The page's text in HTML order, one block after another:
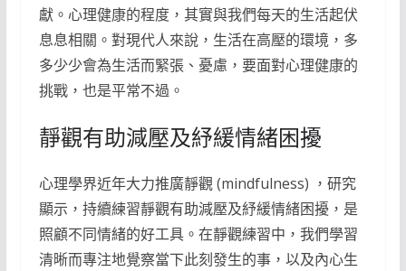
獻。心理健康的程度，其實與我們每天的生活起伏
息息相關。對現代人來說，生活在高壓的環境，多
多少少會為生活而緊張、憂慮，要面對心理健康的
挑戰，也是平常不過。
靜觀有助減壓及紓緩情緒困擾
心理學界近年大力推廣靜觀 (mindfulness) ，研究
顯示，持續練習靜觀有助減壓及紓緩情緒困擾，是
照顧不同情緒的好工具。在靜觀練習中，我們學習
清晰而專注地覺察當下此刻發生的事，以及內心生